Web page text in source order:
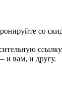
со
и вам, и другу.